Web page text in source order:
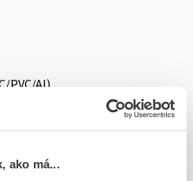
ako má...
PVC/Al)